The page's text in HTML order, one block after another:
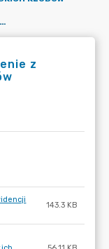
KARTA USŁUG NR 5 - ZAŚWIADCZENIE Z EWIDENCJI UCZNIOWSKICH KLUBÓW SPORTOWYCH
z
143.3 KB